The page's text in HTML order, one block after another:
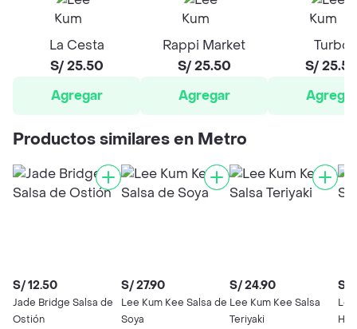
La Cesta
S/ 25.50
Agregar
Rappi Market
S/ 25.50
Agregar
Turbo
S/
Agregar
Productos similares en Metro
S/ 12.50
Jade Bridge Salsa de
Ostión
S/ 27.90
Lee Kum Kee Salsa de
Soya
S/ 24.90
Lee Kum Kee Salsa
Teriyaki
S/